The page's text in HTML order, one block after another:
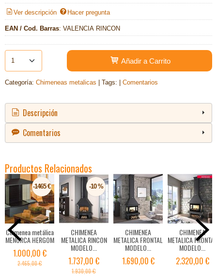
Ver descripción Hacer pregunta
EAN / Cod. Barras: VALENCIA RINCON
Añadir a Carrito
Categoría: Chimeneas metalicas | Tags: | Comentarios
Descripción
Comentarios
Productos Relacionados
-1465 €
Chimenea metálica
MENORCA HERGOM
1.000,00 €
2.465,00 €
-10 %
CHIMENEA
METALICA RINCON
MODELO...
1.737,00 €
1.930,00 €
CHIMENEA
METALICA FRONTAL
MODELO...
1.690,00 €
CHIMENEA
METALICA FRONTAL
MODELO...
2.320,00 €